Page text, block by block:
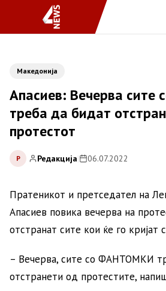
Македонија
Апасиев: Вечерва сите
треба да бидат
протестот
Р Редакција| 06.07.2022
Пратеникот и претседател на
Апасиев повика вечерва на
отстранат сите кои ќе го кријат
– Вечерва, сите со ФАНТОМКИ
отстранети од протестите,